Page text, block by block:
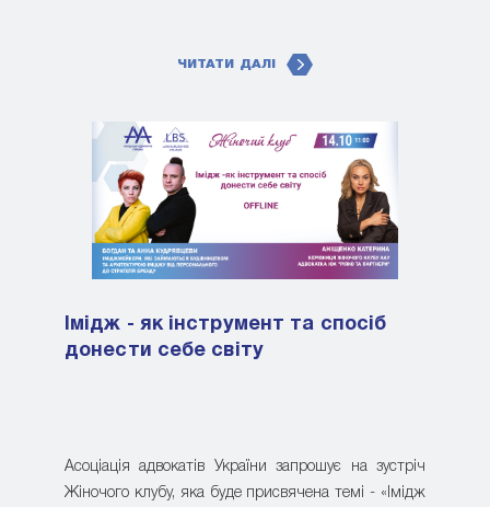
ЧИТАТИ ДАЛІ
Імідж - як інструмент та спосіб
донести себе світу
Асоціація адвокатів України запрошує на зустріч
Жіночого клубу, яка буде присвячена темі - «Імідж